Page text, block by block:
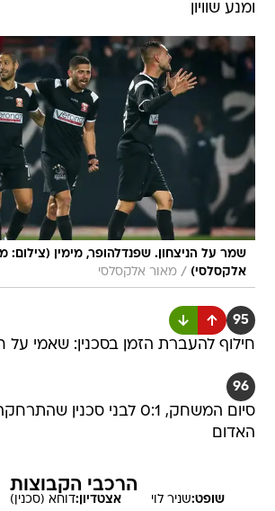
ומנע שוויון
שמר על הניצחון. שפנדלהופר, מימין (צילום:
אלקסלסי) / מאור אלקסלסי
95
חילוף להעברת הזמן בסכנין: שאמי על
96
האדום
הרכבי הקבוצות
שופט:שניר לוי אצטדיון:דוחא (סכנין)